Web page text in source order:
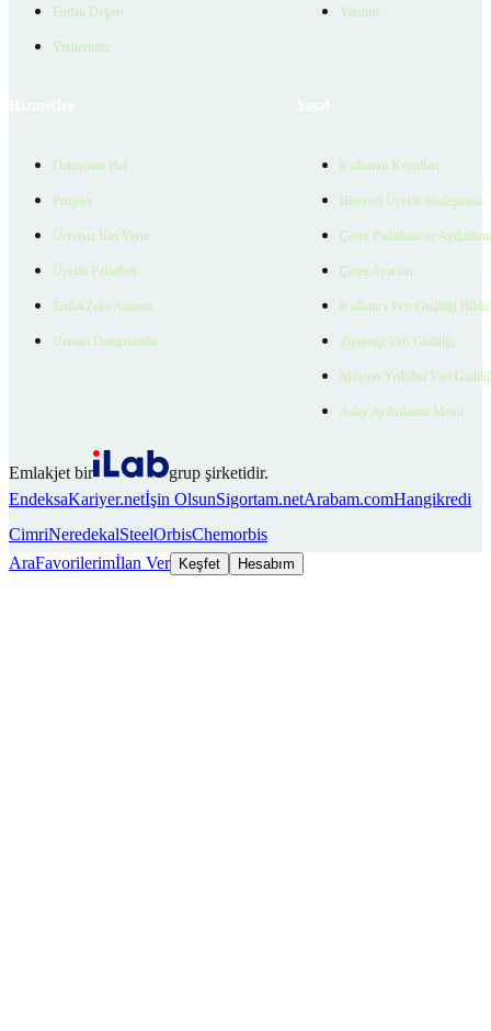
Emlak Değeri
Verilerimiz
Yardım
Danışman Bul
Projeler
Ücretsiz İlan Verin
Üyelik Paketleri
EmlakZeka Asistan
Uzman Danışmanlar
Kullanım Koşulları
Bireysel Üyelik Sözleşmesi
Çerez Politikası ve
Çerez Ayarları
Kullanıcı Veri Gizliliği
Ziyaretçi Veri Gizliliği
Müşteri Yetkilisi Veri
Aday Aydınlatma Metni
Emlakjet bir
grup şirketidir.
EndeksaKariyer.netİşin OlsunSigortam.netArabam.comHangikredi
CimriNeredekalSteelOrbisChemorbis
AraFavorilerimİlan Ver Keşfet Hesabım